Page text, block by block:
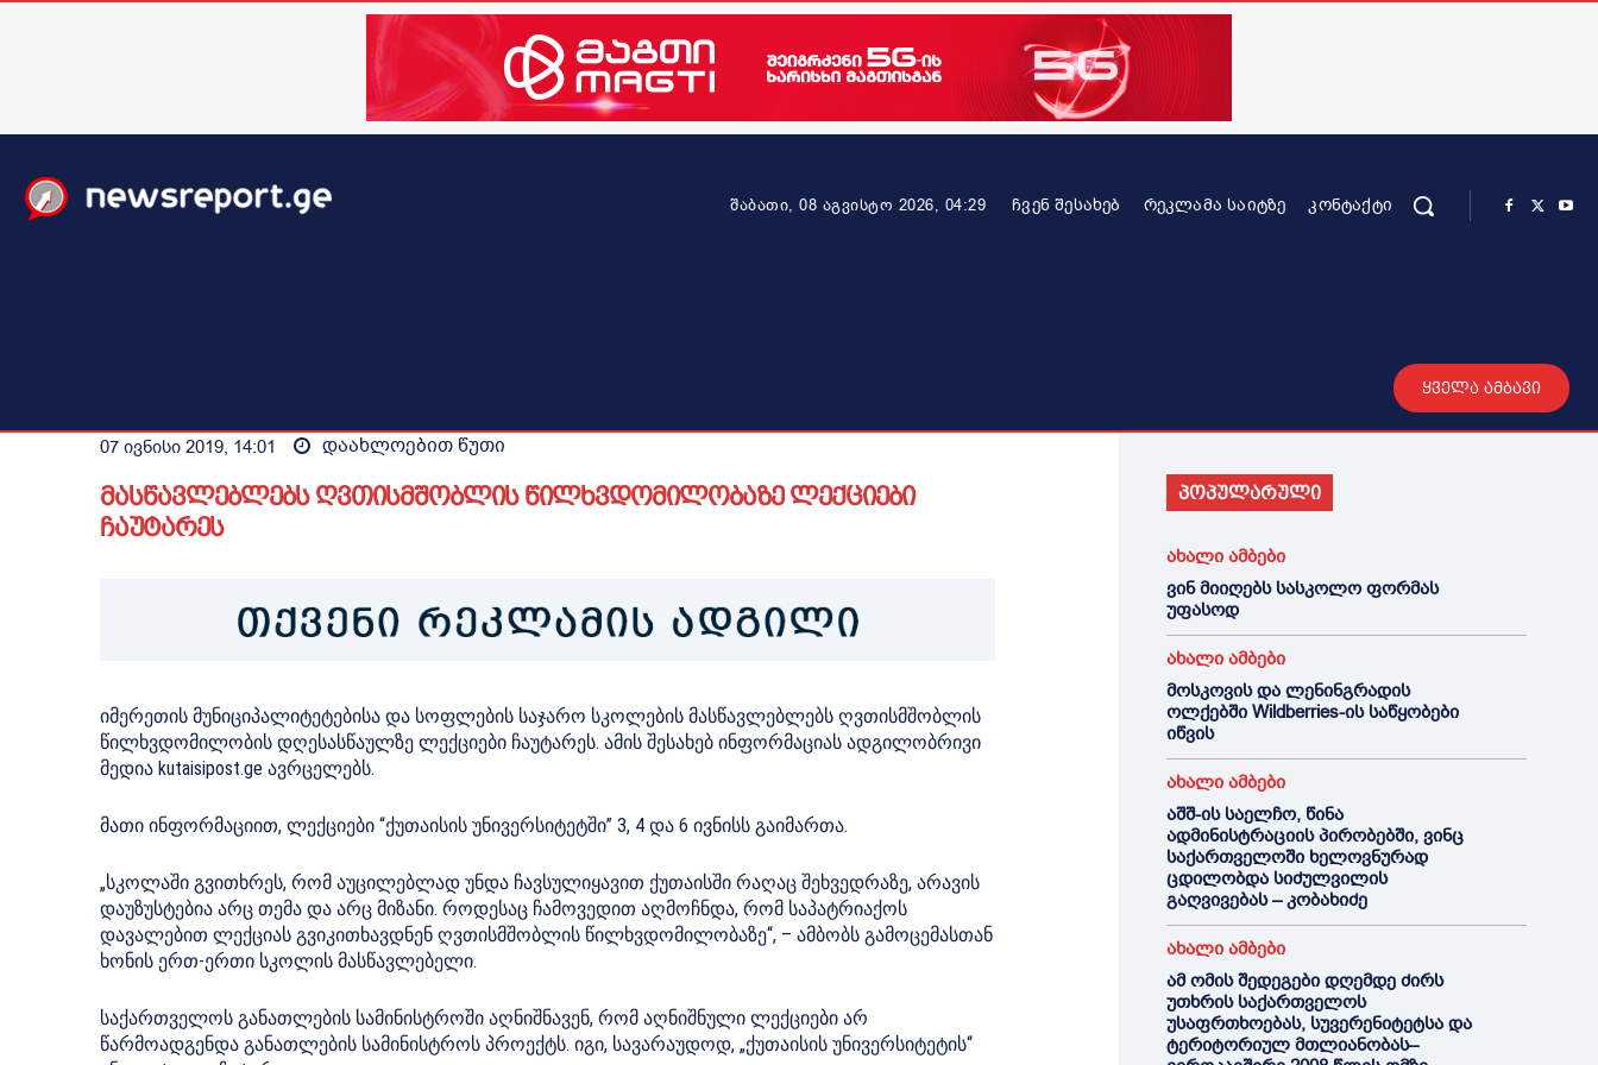
შაბათი, 08 აგვისტო 2026, 04:29 ᲩᲕᲔᲜ ᲨᲔᲡᲐᲮᲔᲑ ᲠᲔᲙᲚᲐᲛᲐ ᲡᲐᲘᲢᲖᲔ ᲙᲝᲜᲢᲐᲥᲢᲘ
ყველა ამბავი
07 ივნისი 2019, 14:01 დაახლოებით წუთი
მასწავლებლებს ღვთისმშობლის წილხვდომილობაზე ლექციები
ჩაუტარეს
იმერეთის მუნიციპალიტეტებისა და სოფლების საჯარო სკოლების მასწავლებლებს ღვთისმშობლის
წილხვდომილობის დღესასწაულზე ლექციები ჩაუტარეს. ამის შესახებ ინფორმაციას ადგილობრივი
მედია kutaisipost.ge ავრცელებს.
მათი ინფორმაციით, ლექციები “ქუთაისის უნივერსიტეტში” 3, 4 და 6 ივნისს გაიმართა.
„სკოლაში გვითხრეს, რომ აუცილებლად უნდა ჩავსულიყავით ქუთაისში რაღაც შეხვედრაზე, არავის
დაუზუსტებია არც თემა და არც მიზანი. როდესაც ჩამოვედით აღმოჩნდა, რომ საპატრიაქოს
დავალებით ლექციას გვიკითხავდნენ ღვთისმშობლის წილხვდომილობაზე“, – ამბობს გამოცემასთან
ხონის ერთ-ერთი სკოლის მასწავლებელი.
საქართველოს განათლების სამინისტროში აღნიშნავენ, რომ აღნიშნული ლექციები არ
წარმოადგენდა განათლების სამინისტროს პროექტს. იგი, სავარაუდოდ, „ქუთაისის უნივერსიტეტის“
პოპულარული
ახალი ამბები
ვინ მიიღებს სასკოლო ფორმას
უფასოდ
ახალი ამბები
მოსკოვის და ლენინგრადის
ოლქებში Wildberries-ის საწყობები
იწვის
ახალი ამბები
აშშ-ის საელჩო, წინა
ადმინისტრაციის პირობებში, ვინც
საქართველოში ხელოვნურად
ცდილობდა სიძულვილის
გაღვივებას – კობახიძე
ახალი ამბები
ამ ომის შედეგები დღემდე ძირს
უთხრის საქართველოს
უსაფრთხოებას, სუვერენიტეტსა და
ტერიტორიულ მთლიანობას–